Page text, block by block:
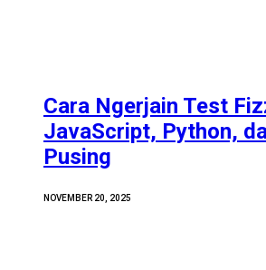
Cara Ngerjain Test
JavaScript, Python,
Pusing
NOVEMBER 20, 2025